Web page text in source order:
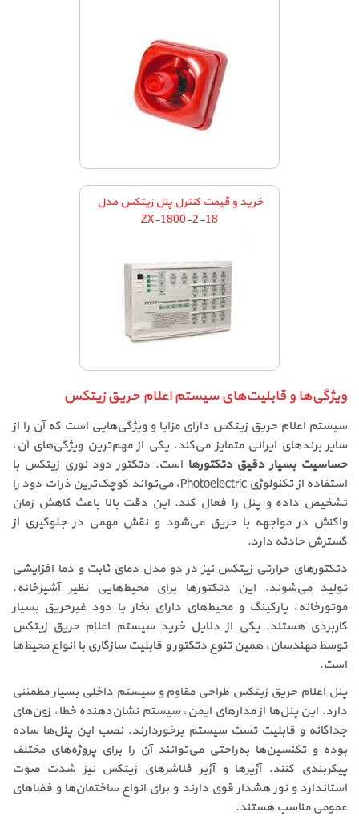
خرید و قیمت کنترل پنل زیتکس مدل
ZX-1800-2-18
ویژگی‌ها و قابلیت‌های سیستم اعلام حریق زیتکس
سیستم اعلام حریق زیتکس دارای مزایا و ویژگی‌هایی است که آن را از
سایر برندهای ایرانی متمایز می‌کند. یکی از مهم‌ترین ویژگی‌های آن،
حساسیت بسیار دقیق دتکتورها است. دتکتور دود نوری زیتکس با
استفاده از تکنولوژی Photoelectric، می‌تواند کوچک‌ترین ذرات دود را
تشخیص داده و پنل را فعال کند. این دقت بالا باعث کاهش زمان
واکنش در مواجهه با حریق می‌شود و نقش مهمی در جلوگیری از
گسترش حادثه دارد.
دتکتورهای حرارتی زیتکس نیز در دو مدل دمای ثابت و دما افزایشی
تولید می‌شوند. این دتکتورها برای محیط‌هایی نظیر آشپزخانه،
موتورخانه، پارکینگ و محیط‌های دارای بخار یا دود غیرحریق بسیار
کاربردی هستند. یکی از دلایل خرید سیستم اعلام حریق زیتکس
توسط مهندسان، همین تنوع دتکتور و قابلیت سازگاری با انواع محیط‌ها
است.
پنل اعلام حریق زیتکس طراحی مقاوم و سیستم داخلی بسیار مطمئنی
دارد. این پنل‌ها از مدارهای ایمن، سیستم نشان‌دهنده خطا، زون‌های
جداگانه و قابلیت تست سیستم برخوردارند. نصب این پنل‌ها ساده
بوده و تکنسین‌ها به‌راحتی می‌توانند آن را برای پروژه‌های مختلف
پیکربندی کنند. آژیرها و آژیر فلاشرهای زیتکس نیز شدت صوت
استاندارد و نور هشدار قوی دارند و برای انواع ساختمان‌ها و فضاهای
عمومی مناسب هستند.